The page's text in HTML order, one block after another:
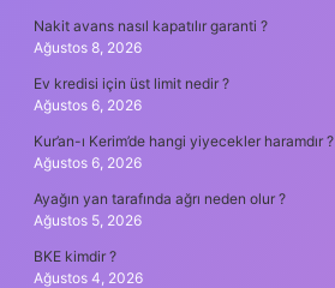
Nakit avans nasıl kapatılır garanti ?
Ağustos 8, 2026
Ev kredisi için üst limit nedir ?
Ağustos 6, 2026
Kur’an-ı Kerim’de hangi yiyecekler haramdır ?
Ağustos 6, 2026
Ayağın yan tarafında ağrı neden olur ?
Ağustos 5, 2026
BKE kimdir ?
Ağustos 4, 2026